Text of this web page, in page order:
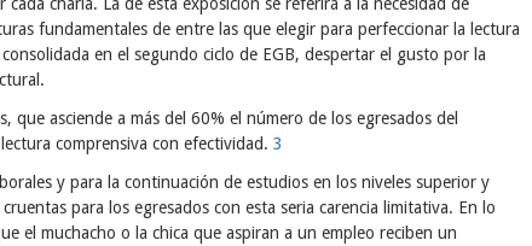
fundamentales de entre las que elegir para perfeccionar la lectura
en el segundo ciclo de EGB, despertar el gusto por la
que asciende a más del 60% el número de los egresados del
comprensiva con efectividad. 3
y para la continuación de estudios en los niveles superior y
para los egresados con esta seria carencia limitativa. En lo
el muchacho o la chica que aspiran a un empleo reciben un